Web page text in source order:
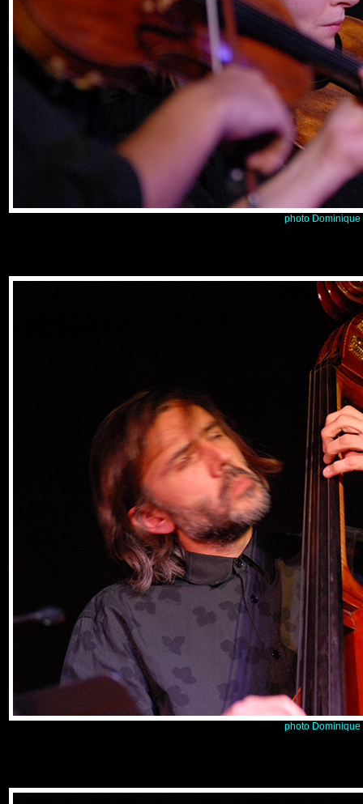
photo Dominique
photo Dominique